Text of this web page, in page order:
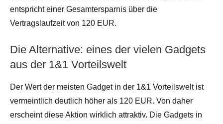
entspricht einer Gesamtersparnis über die
Vertragslaufzeit von 120 EUR.
Die Alternative: eines der vielen Gadgets
aus der 1&1 Vorteilswelt
Der Wert der meisten Gadget in der 1&1 Vorteilswelt ist
vermeintlich deutlich höher als 120 EUR. Von daher
erscheint diese Aktion wirklich attraktiv. Die Gadgets in